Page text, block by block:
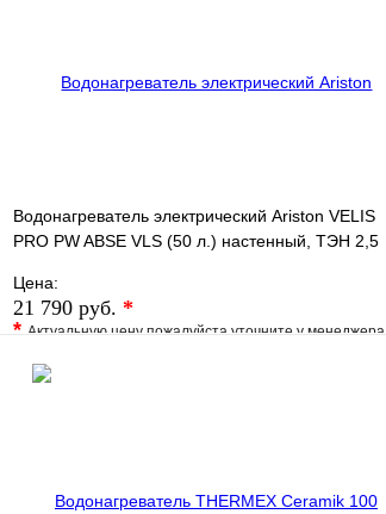
Водонагреватель электрический Ariston VELIS
PRO PW ABSE VLS (50 л.) настенный, ТЭН 2,5
Цена:
21 790 руб. *
*Актуальную цену пожалуйста уточните у менеджера
В избранное